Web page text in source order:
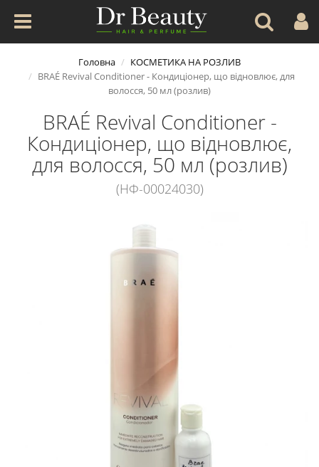
Головна
КОСМЕТИКА НА РОЗЛИВ
BRAÉ Revival Conditioner - Кондиціонер, що відновлює, для
волосся, 50 мл (розлив)
BRAÉ Revival Conditioner -
Кондиціонер, що відновлює,
для волосся, 50 мл (розлив)
(НФ-00024030)